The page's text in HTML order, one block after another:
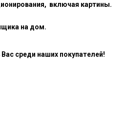
включая картины.
на дом.
среди наших покупателей!